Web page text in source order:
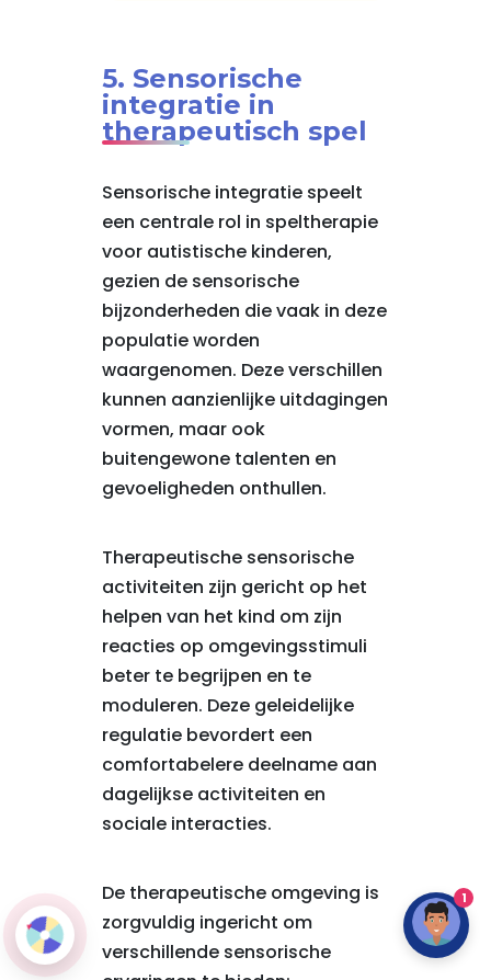
5. Sensorische
integratie in
therapeutisch spel
Sensorische integratie speelt
een centrale rol in speltherapie
voor autistische kinderen,
gezien de sensorische
bijzonderheden die vaak in deze
populatie worden
waargenomen. Deze verschillen
kunnen aanzienlijke uitdagingen
vormen, maar ook
buitengewone talenten en
gevoeligheden onthullen.
Therapeutische sensorische
activiteiten zijn gericht op het
helpen van het kind om zijn
reacties op omgevingsstimuli
beter te begrijpen en te
moduleren. Deze geleidelijke
regulatie bevordert een
comfortabelere deelname aan
dagelijkse activiteiten en
sociale interacties.
De therapeutische omgeving is
zorgvuldig ingericht om
verschillende sensorische
1